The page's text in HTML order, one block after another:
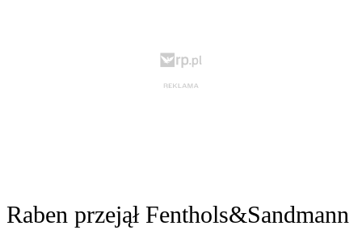
Raben przejął Fenthols&Sandmann